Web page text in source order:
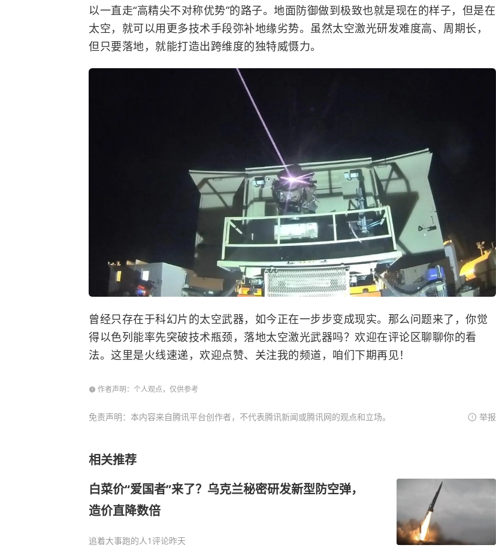
以一直走“高精尖不对称优势”的路子。地面防御做到极致也就是现在的样子，但是在
太空，就可以用更多技术手段弥补地缘劣势。虽然太空激光研发难度高、周期长，
但只要落地，就能打造出跨维度的独特威慑力。
曾经只存在于科幻片的太空武器，如今正在一步步变成现实。那么问题来了，你觉
得以色列能率先突破技术瓶颈，落地太空激光武器吗？欢迎在评论区聊聊你的看
法。这里是火线速递，欢迎点赞、关注我的频道，咱们下期再见！
作者声明：个人观点，仅供参考
免责声明：本内容来自腾讯平台创作者，不代表腾讯新闻或腾讯网的观点和立场。 举报
相关推荐
白菜价“爱国者”来了？乌克兰秘密研发新型防空弹，
造价直降数倍
追着大事跑的人1评论昨天